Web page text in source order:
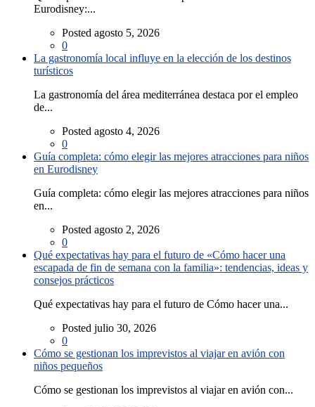
Eurodisney:...
Posted agosto 5, 2026
0
La gastronomía local influye en la elección de los destinos
turísticos
La gastronomía del área mediterránea destaca por el empleo
de...
Posted agosto 4, 2026
0
Guía completa: cómo elegir las mejores atracciones para niños
en Eurodisney
Guía completa: cómo elegir las mejores atracciones para niños
en...
Posted agosto 2, 2026
0
Qué expectativas hay para el futuro de «Cómo hacer una
escapada de fin de semana con la familia»: tendencias, ideas y
consejos prácticos
Qué expectativas hay para el futuro de Cómo hacer una...
Posted julio 30, 2026
0
Cómo se gestionan los imprevistos al viajar en avión con
niños pequeños
Cómo se gestionan los imprevistos al viajar en avión con...